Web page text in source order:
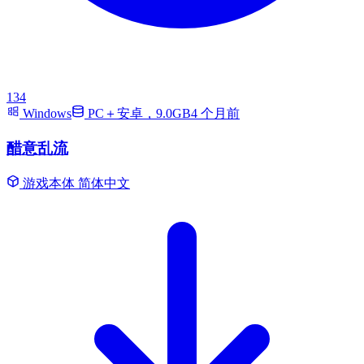
134
Windows
PC＋安卓，9.0GB4 个月前
醋意乱流
游戏本体 简体中文